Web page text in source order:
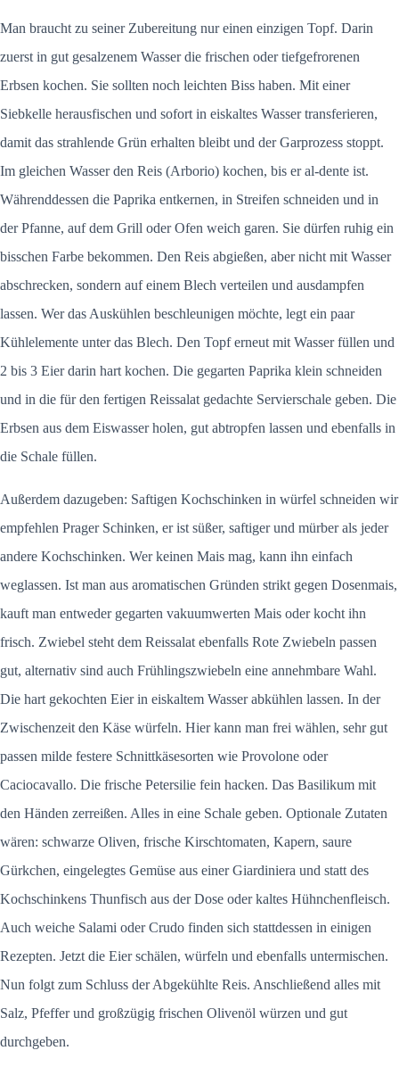
Man braucht zu seiner Zubereitung nur einen einzigen Topf. Darin
zuerst in gut gesalzenem Wasser die frischen oder tiefgefrorenen
Erbsen kochen. Sie sollten noch leichten Biss haben. Mit einer
Siebkelle herausfischen und sofort in eiskaltes Wasser transferieren,
damit das strahlende Grün erhalten bleibt und der Garprozess stoppt.
Im gleichen Wasser den Reis (Arborio) kochen, bis er al-dente ist.
Währenddessen die Paprika entkernen, in Streifen schneiden und in
der Pfanne, auf dem Grill oder Ofen weich garen. Sie dürfen ruhig ein
bisschen Farbe bekommen. Den Reis abgießen, aber nicht mit Wasser
abschrecken, sondern auf einem Blech verteilen und ausdampfen
lassen. Wer das Auskühlen beschleunigen möchte, legt ein paar
Kühlelemente unter das Blech. Den Topf erneut mit Wasser füllen und
2 bis 3 Eier darin hart kochen. Die gegarten Paprika klein schneiden
und in die für den fertigen Reissalat gedachte Servierschale geben. Die
Erbsen aus dem Eiswasser holen, gut abtropfen lassen und ebenfalls in
die Schale füllen.
Außerdem dazugeben: Saftigen Kochschinken in würfel schneiden wir
empfehlen Prager Schinken, er ist süßer, saftiger und mürber als jeder
andere Kochschinken. Wer keinen Mais mag, kann ihn einfach
weglassen. Ist man aus aromatischen Gründen strikt gegen Dosenmais,
kauft man entweder gegarten vakuumwerten Mais oder kocht ihn
frisch. Zwiebel steht dem Reissalat ebenfalls Rote Zwiebeln passen
gut, alternativ sind auch Frühlingszwiebeln eine annehmbare Wahl.
Die hart gekochten Eier in eiskaltem Wasser abkühlen lassen. In der
Zwischenzeit den Käse würfeln. Hier kann man frei wählen, sehr gut
passen milde festere Schnittkäsesorten wie Provolone oder
Caciocavallo. Die frische Petersilie fein hacken. Das Basilikum mit
den Händen zerreißen. Alles in eine Schale geben. Optionale Zutaten
wären: schwarze Oliven, frische Kirschtomaten, Kapern, saure
Gürkchen, eingelegtes Gemüse aus einer Giardiniera und statt des
Kochschinkens Thunfisch aus der Dose oder kaltes Hühnchenfleisch.
Auch weiche Salami oder Crudo finden sich stattdessen in einigen
Rezepten. Jetzt die Eier schälen, würfeln und ebenfalls untermischen.
Nun folgt zum Schluss der Abgekühlte Reis. Anschließend alles mit
Salz, Pfeffer und großzügig frischen Olivenöl würzen und gut
durchgeben.